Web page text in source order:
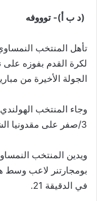
(د ب أ)- توووفه
تأهل المنتخب
الجولة الأخيرة من
وجاء المنتخب
3/صفر على مقدونيا الشمالية.
ويدين المنتخب
بومجارتنر لاعب وسط
في الدقيقة 21.